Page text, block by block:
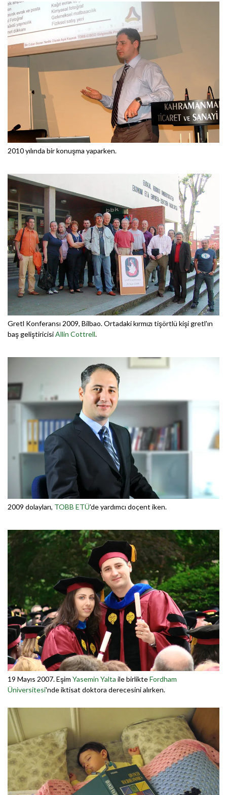
2010 yılında bir konuşma yaparken.
Gretl Konferansı 2009, Bilbao. Ortadaki kırmızı tişörtlü kişi gretl'ın
baş geliştiricisiAllin Cottrell.
2009 dolayları, TOBB ETÜ’de yardımcı doçent iken.
19 Mayıs 2007. Eşim Yasemin Yalta ile birlikteFordham
Üniversitesi'nde iktisat doktora derecesini alırken.